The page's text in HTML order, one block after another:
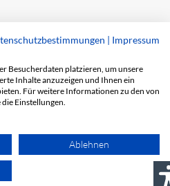
| Impressum
Besucherdaten platzieren, um unsere
Inhalte anzuzeigen und Ihnen ein
Für weitere Informationen zu den von
Einstellungen.
Ablehnen